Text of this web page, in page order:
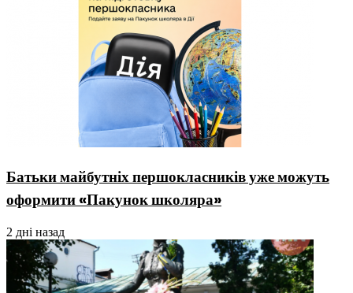
Батьки майбутніх першокласників уже можуть
оформити «Пакунок школяра»
2 дні назад